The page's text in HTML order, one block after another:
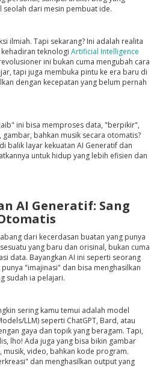
seolah dari mesin pembuat ide.
ilmiah. Tapi sekarang? Ini adalah realita
teknologi Artificial Intelligence
ini bukan cuma mengubah cara
tapi juga membuka pintu ke era baru di
dengan kecepatan yang belum pernah
ini bisa memproses data, "berpikir",
bahkan musik secara otomatis?
balik layar kekuatan AI Generatif dan
untuk hidup yang lebih efisien dan
AI Generatif: Sang
dari kecerdasan buatan yang punya
yang baru dan orisinal, bukan cuma
data. Bayangkan AI ini seperti seorang
"imajinasi" dan bisa menghasilkan
sudah ia pelajari.
sering kamu temui adalah model
LLM) seperti ChatGPT, Bard, atau
gaya dan topik yang beragam. Tapi,
lho! Ada juga yang bisa bikin gambar
musik, video, bahkan kode program.
dan menghasilkan output yang